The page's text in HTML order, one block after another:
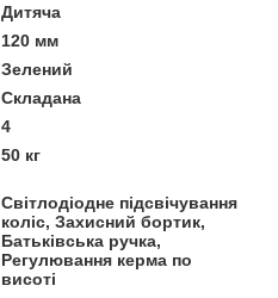
Дитяча
120 мм
Зелений
Складана
4
50 кг
Світлодіодне підсвічування
коліс, Захисний бортик,
Батьківська ручка,
Регулювання керма по
висоті